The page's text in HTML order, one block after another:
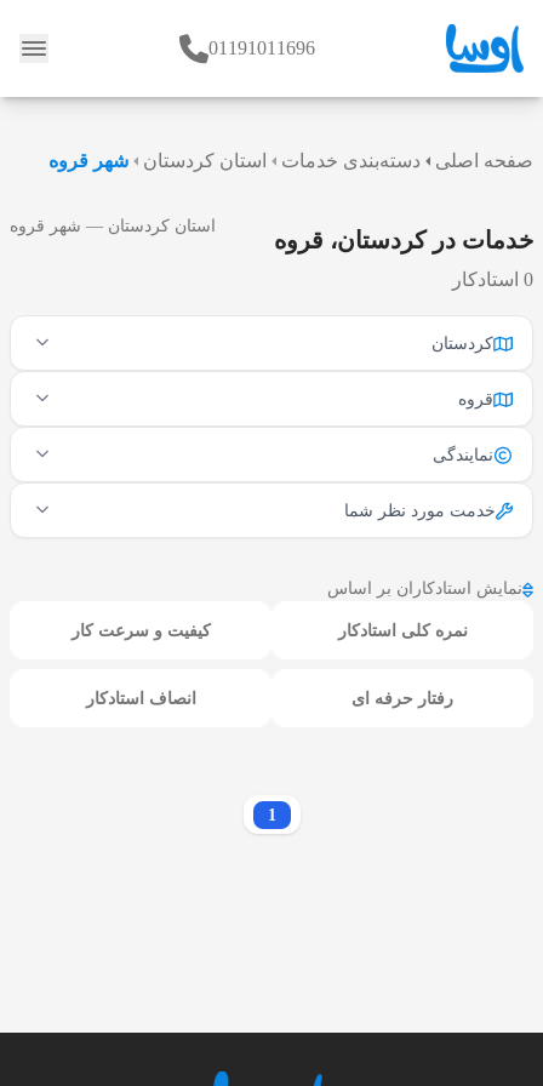
وبلاگ 01191011696
صفحه اصلی دسته‌بندی خدمات استان کردستان شهر قروه
خدمات در کردستان، قروه
0 استادکار
استان کردستان — شهر قروه
کردستان
قروه
نمایندگی
خدمت مورد نظر شما
نمایش استادکاران بر اساس
نمره کلی استادکار کیفیت و سرعت کار
رفتار حرفه ای انصاف استادکار
1